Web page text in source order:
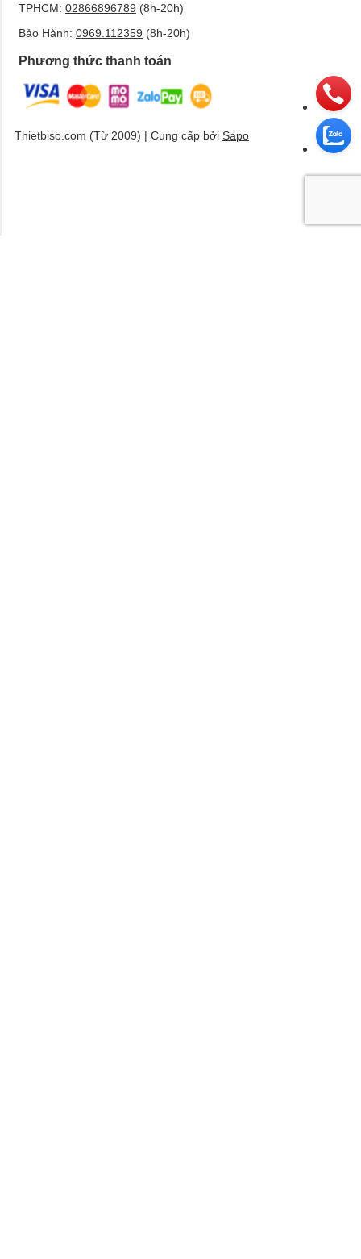
TPHCM: 02866896789 (8h-20h)
Bảo Hành: 0969.112359 (8h-20h)
Phương thức thanh toán
Thietbiso.com (Từ 2009) | Cung cấp bởi Sapo